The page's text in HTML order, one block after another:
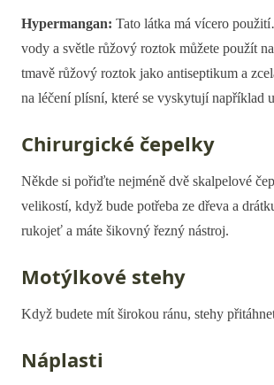
Hypermangan: Tato látka má vícero
vody a světle růžový roztok můžete použít
tmavě růžový roztok jako antiseptikum a
na léčení plísní, které se vyskytují například
Chirurgické čepelky
Někde si pořiďte nejméně dvě skalpelové
velikostí, když bude potřeba ze dřeva a
rukojeť a máte šikovný řezný nástroj.
Motýlkové stehy
Když budete mít širokou ránu, stehy
Náplasti